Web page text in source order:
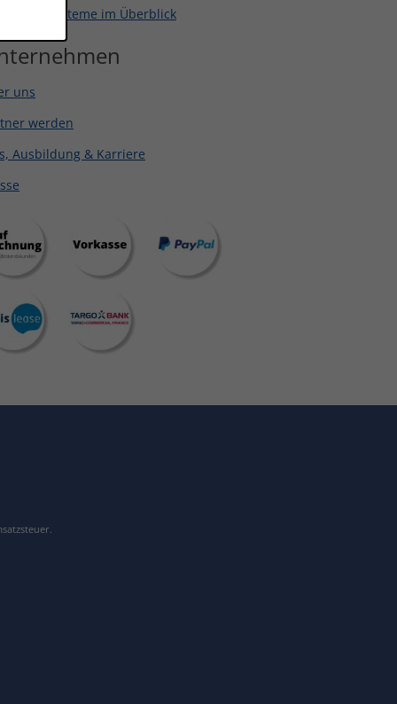
Kassensysteme im Überblick
uns
werden
Ausbildung & Karriere